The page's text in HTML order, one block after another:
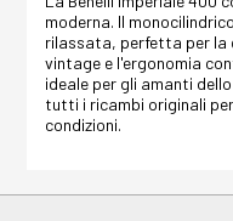
moderna. Il
rilassata, perfetta per la
vintage e l'ergonomia
ideale per gli amanti
tutti i ricambi originali
condizioni.